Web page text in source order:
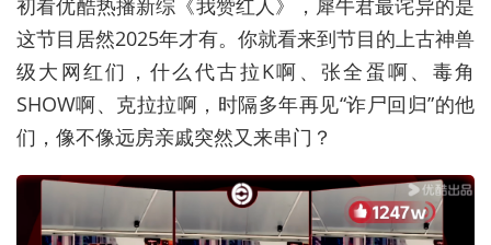
这节目居然2025年才有。你就看来到节目的上古神兽
级大网红们，什么代古拉K啊、张全蛋啊、毒角
SHOW啊、克拉拉啊，时隔多年再见“诈尸回归”的他
们，像不像远房亲戚突然又来串门？